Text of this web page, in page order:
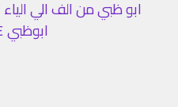
ابو ظبي من الف الي
ابوظبي ٢٤ ساعة .